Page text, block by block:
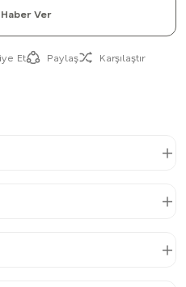
Ver
Et Paylaş Karşılaştır